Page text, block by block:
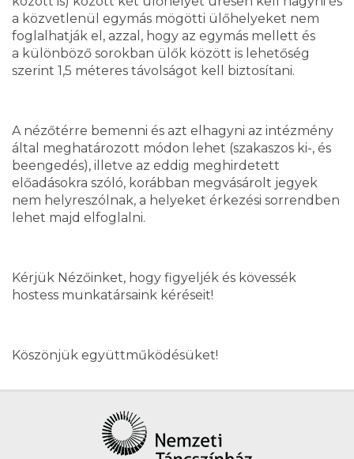
a közvetlenül egymás mögötti ülőhelyeket nem
foglalhatják el, azzal, hogy az egymás mellett és
a különböző sorokban ülők között is lehetőség
szerint 1,5 méteres távolságot kell biztosítani.
A nézőtérre bemenni és azt elhagyni az intézmény
által meghatározott módon lehet (szakaszos ki-, és
beengedés), illetve az eddig meghirdetett
előadásokra szóló, korábban megvásárolt jegyek
nem helyreszólnak, a helyeket érkezési sorrendben
lehet majd elfoglalni.
Kérjük Nézőinket, hogy figyeljék és kövessék
hostess munkatársaink kéréseit!
Köszönjük együttműködésüket!